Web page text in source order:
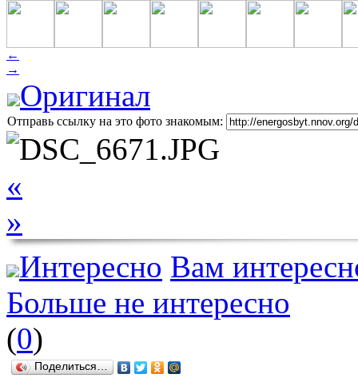
←
→
Оригинал
Отправь ссылку на это фото знакомым:
«
»
Интересно Вам
Больше не интересно
(0)
Поделиться…